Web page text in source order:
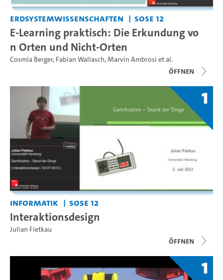
Erdsystemwissenschaften SoSe 12
E-Learning praktisch: Die Erkundung vo
n Orten und Nicht-Orten
Cosmia Berger, Fabian Wallasch,Marvin Ambrosi et al.
Öffnen
1
Informatik SoSe 12
Interaktionsdesign
Julian Fietkau
Öffnen
1